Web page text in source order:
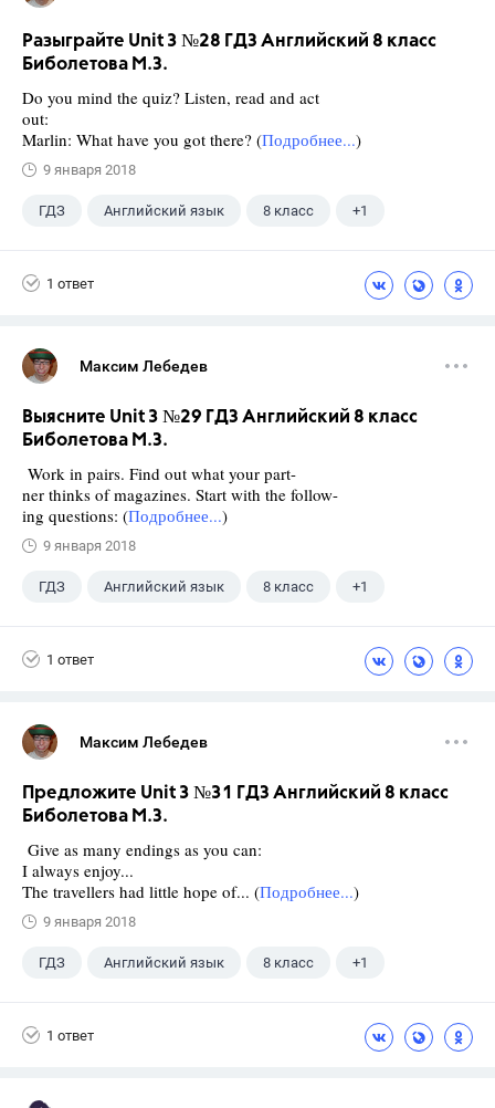
Разыграйте Unit 3 №28 ГДЗ Английский 8 класс
Биболетова М.З.
Do you mind the quiz? Listen, read and act
out:
Marlin: What have you got there? (Подробнее...)
9 января 2018
ГДЗ Английский язык 8 класс +1
1 ответ
Максим Лебедев
Выясните Unit 3 №29 ГДЗ Английский 8 класс
Биболетова М.З.
Work in pairs. Find out what your part-
ner thinks of magazines. Start with the follow-
ing questions: (Подробнее...)
9 января 2018
ГДЗ Английский язык 8 класс +1
1 ответ
Максим Лебедев
Предложите Unit 3 №31 ГДЗ Английский 8 класс
Биболетова М.З.
Give as many endings as you can:
I always enjoy...
The travellers had little hope of... (Подробнее...)
9 января 2018
ГДЗ Английский язык 8 класс +1
1 ответ